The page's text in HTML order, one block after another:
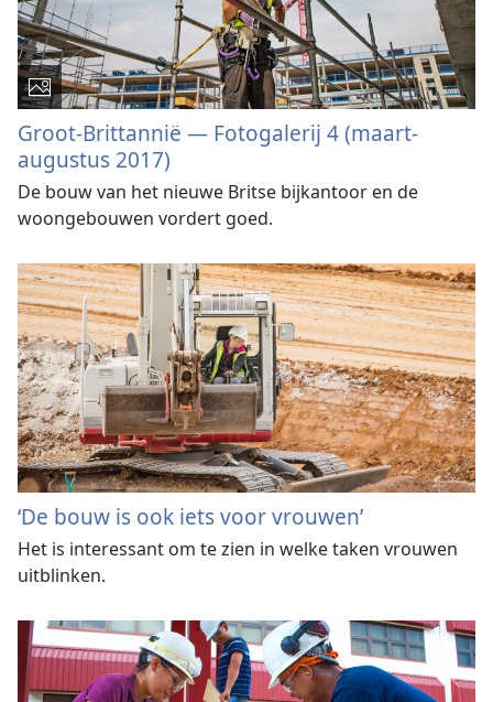
Groot-Brittannië — Fotogalerij 4 (maart-
augustus 2017)
De bouw van het nieuwe Britse bijkantoor en de
woongebouwen vordert goed.
‘De bouw is ook iets voor vrouwen’
Het is interessant om te zien in welke taken vrouwen
uitblinken.